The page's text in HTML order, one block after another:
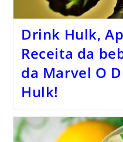
Drink Hulk,
Receita da
da Marvel O
Hulk!